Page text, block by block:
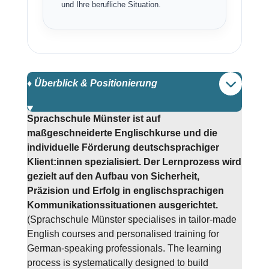
und Ihre berufliche Situation.
♦️ Überblick & Positionierung
Sprachschule Münster ist auf
maßgeschneiderte Englischkurse und die
individuelle Förderung deutschsprachiger
Klient:innen spezialisiert. Der Lernprozess wird
gezielt auf den Aufbau von Sicherheit,
Präzision und Erfolg in englischsprachigen
Kommunikationssituationen ausgerichtet.
(Sprachschule Münster specialises in tailor-made
English courses and personalised training for
German-speaking professionals. The learning
process is systematically designed to build